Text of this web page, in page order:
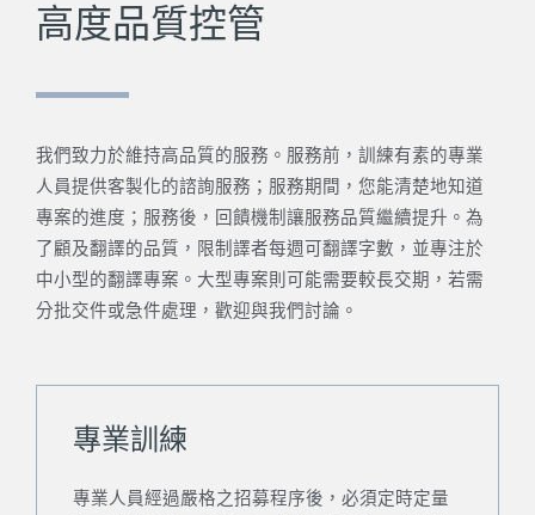
高度品質控管
我們致力於維持高品質的服務。服務前，訓練有素的專業
人員提供客製化的諮詢服務；服務期間，您能清楚地知道
專案的進度；服務後，回饋機制讓服務品質繼續提升。為
了顧及翻譯的品質，限制譯者每週可翻譯字數，並專注於
中小型的翻譯專案。大型專案則可能需要較長交期，若需
分批交件或急件處理，歡迎與我們討論。
專業訓練
專業人員經過嚴格之招募程序後，必須定時定量